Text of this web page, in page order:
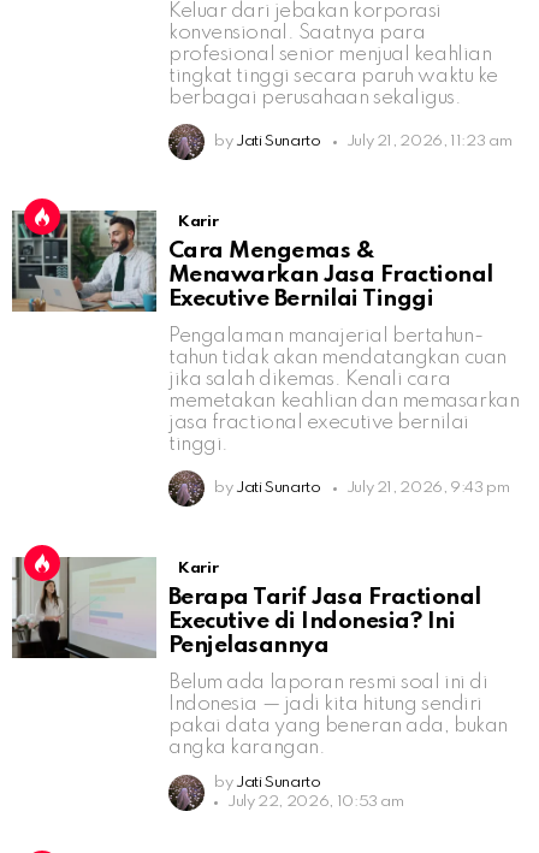
Keluar dari jebakan korporasi
konvensional. Saatnya para
profesional senior menjual keahlian
tingkat tinggi secara paruh waktu ke
berbagai perusahaan sekaligus.
by Jati Sunarto July 21, 2026, 11:23 am
Karir
Cara Mengemas &
Menawarkan Jasa Fractional
Executive Bernilai Tinggi
Pengalaman manajerial bertahun-
tahun tidak akan mendatangkan cuan
jika salah dikemas. Kenali cara
memetakan keahlian dan memasarkan
jasa fractional executive bernilai
tinggi.
by Jati Sunarto July 21, 2026, 9:43 pm
Karir
Berapa Tarif Jasa Fractional
Executive di Indonesia? Ini
Penjelasannya
Belum ada laporan resmi soal ini di
Indonesia — jadi kita hitung sendiri
pakai data yang beneran ada, bukan
angka karangan.
by Jati Sunarto
July 22, 2026, 10:53 am